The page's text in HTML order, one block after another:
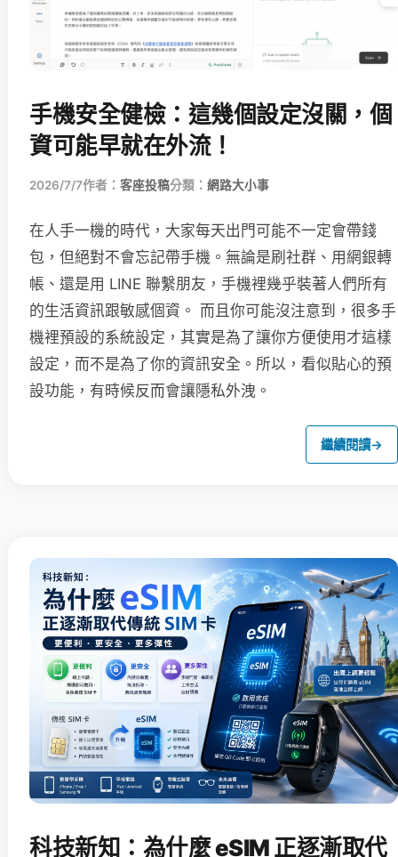
手機安全健檢：這幾個設定沒關，個
資可能早就在外流！
2026/7/7作者： 客座投稿分類： 網路大小事
在人手一機的時代，大家每天出門可能不一定會帶錢
包，但絕對不會忘記帶手機。無論是刷社群、用網銀轉
帳、還是用 LINE 聯繫朋友，手機裡幾乎裝著人們所有
的生活資訊跟敏感個資。 而且你可能沒注意到，很多手
機裡預設的系統設定，其實是為了讓你方便使用才這樣
設定，而不是為了你的資訊安全。所以，看似貼心的預
設功能，有時候反而會讓隱私外洩。
繼續閱讀→
科技新知：為什麼 eSIM 正逐漸取代